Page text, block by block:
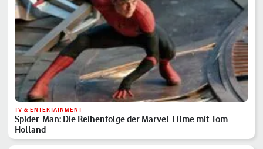
TV & ENTERTAINMENT
Spider-Man: Die Reihenfolge der Marvel-Filme mit Tom
Holland